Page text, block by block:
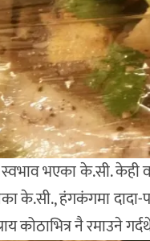
भएका के.सी. केही
के.सी., हंगकंगमा दादा-
कोठाभित्र नै रमाउने